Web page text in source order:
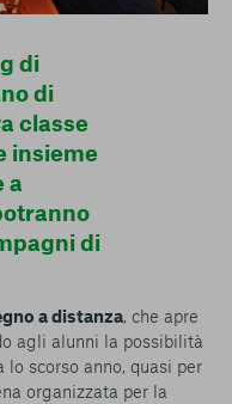
di
di
classe
insieme
a
di
a distanza, che apre
agli alunni la possibilità
scorso anno, quasi per
organizzata per la